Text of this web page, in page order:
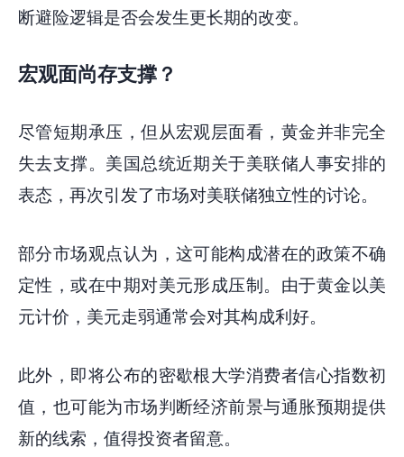
断避险逻辑是否会发生更长期的改变。
宏观面尚存支撑？
尽管短期承压，但从宏观层面看，黄金并非完全
失去支撑。美国总统近期关于美联储人事安排的
表态，再次引发了市场对美联储独立性的讨论。
部分市场观点认为，这可能构成潜在的政策不确
定性，或在中期对美元形成压制。由于黄金以美
元计价，美元走弱通常会对其构成利好。
此外，即将公布的密歇根大学消费者信心指数初
值，也可能为市场判断经济前景与通胀预期提供
新的线索，值得投资者留意。